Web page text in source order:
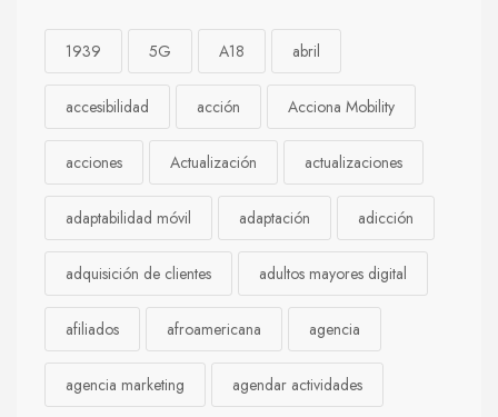
1939 5G A18 abril
accesibilidad acción Acciona Mobility
acciones Actualización actualizaciones
adaptabilidad móvil adaptación adicción
adquisición de clientes adultos mayores digital
afiliados afroamericana agencia
agencia marketing agendar actividades